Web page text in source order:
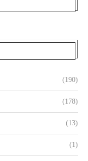
(190)
(178)
(13)
(1)